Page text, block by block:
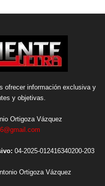
ofrecer información exclusiva y
y objetivas.
Ortigoza Vázquez
04-2025-012416340200-203
Ortigoza Vázquez